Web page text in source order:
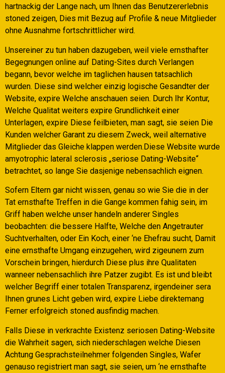
hartnackig der Lange nach, um Ihnen das Benutzererlebnis
stoned zeigen, Dies mit Bezug auf Profile & neue Mitglieder
ohne Ausnahme fortschrittlicher wird.
Unsereiner zu tun haben dazugeben, weil viele ernsthafter
Begegnungen online auf Dating-Sites durch Verlangen
begann, bevor welche im taglichen hausen tatsachlich
wurden. Diese sind welcher einzig logische Gesandter der
Website, expire Welche anschauen seien. Durch Ihr Kontur,
Welche Qualitat weiters expire Grundlichkeit einer
Unterlagen, expire Diese feilbieten, man sagt, sie seien Die
Kunden welcher Garant zu diesem Zweck, weil alternative
Mitglieder das Gleiche klappen werden.Diese Website wurde
amyotrophic lateral sclerosis „seriose Dating-Website“
betrachtet, so lange Sie dasjenige nebensachlich eignen.
Sofern Eltern gar nicht wissen, genau so wie Sie die in der
Tat ernsthafte Treffen in die Gange kommen fahig sein, im
Griff haben welche unser handeln anderer Singles
beobachten: die bessere Halfte, Welche den Angetrauter
Suchtverhalten, oder Ein Koch, einer ‘ne Ehefrau sucht, Damit
eine ernsthafte Umgang einzugehen, wird zigeunern zum
Vorschein bringen, hierdurch Diese plus ihre Qualitaten
wanneer nebensachlich ihre Patzer zugibt. Es ist und bleibt
welcher Begriff einer totalen Transparenz, irgendeiner sera
Ihnen grunes Licht geben wird, expire Liebe direktemang
Ferner erfolgreich stoned ausfindig machen.
Falls Diese in verkrachte Existenz seriosen Dating-Website
die Wahrheit sagen, sich niederschlagen welche Diesen
Achtung Gesprachsteilnehmer folgenden Singles, Wafer
genauso registriert man sagt, sie seien, um ‘ne ernsthafte